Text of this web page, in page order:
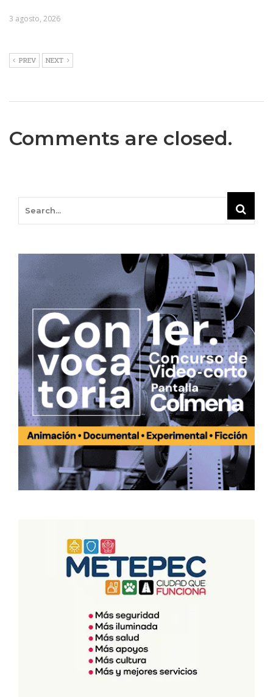
3 agosto, 2026
PREV NEXT
Comments are closed.